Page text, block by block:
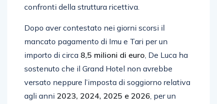
confronti della struttura ricettiva.
Dopo aver contestato nei giorni scorsi il
mancato pagamento di Imu e Tari per un
importo di circa 8,5 milioni di euro, De Luca ha
sostenuto che il Grand Hotel non avrebbe
versato neppure l’imposta di soggiorno relativa
agli anni 2023, 2024, 2025 e 2026, per un